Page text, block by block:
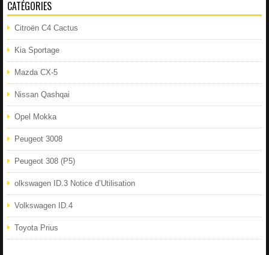
CATÉGORIES
Citroën C4 Cactus
Kia Sportage
Mazda CX-5
Nissan Qashqai
Opel Mokka
Peugeot 3008
Peugeot 308 (P5)
olkswagen ID.3 Notice d’Utilisation
Volkswagen ID.4
Toyota Prius